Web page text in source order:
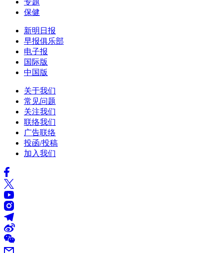
专题
保健
新明日报
早报俱乐部
电子报
国际版
中国版
关于我们
常见问题
关注我们
联络我们
广告联络
投函/投稿
加入我们